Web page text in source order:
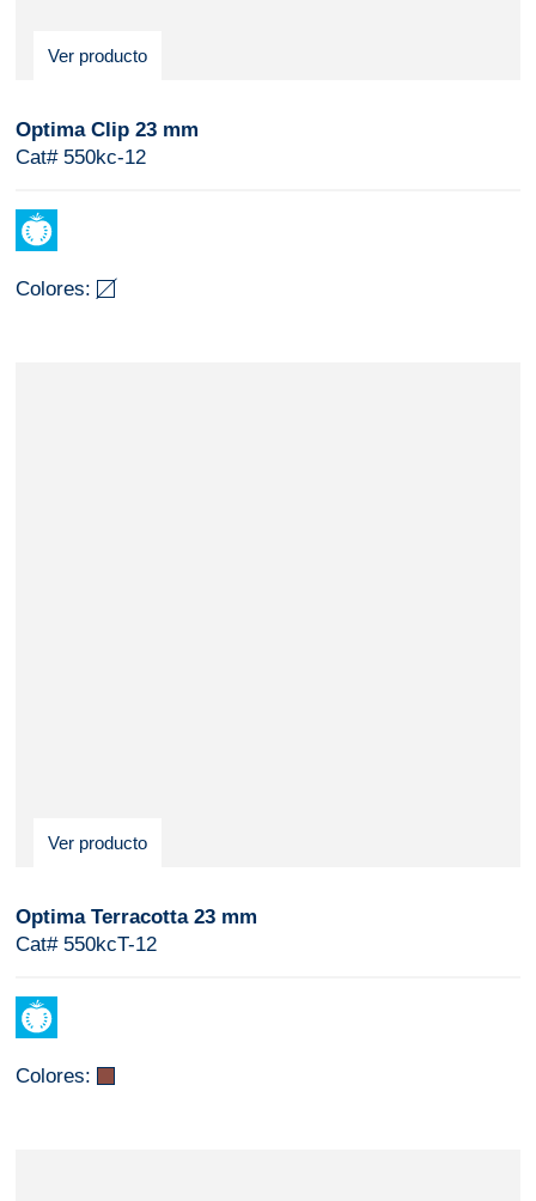
Ver producto
Optima Clip 23 mm
Cat# 550kc-12
Colores:
Ver producto
Optima Terracotta 23 mm
Cat# 550kcT-12
Colores: